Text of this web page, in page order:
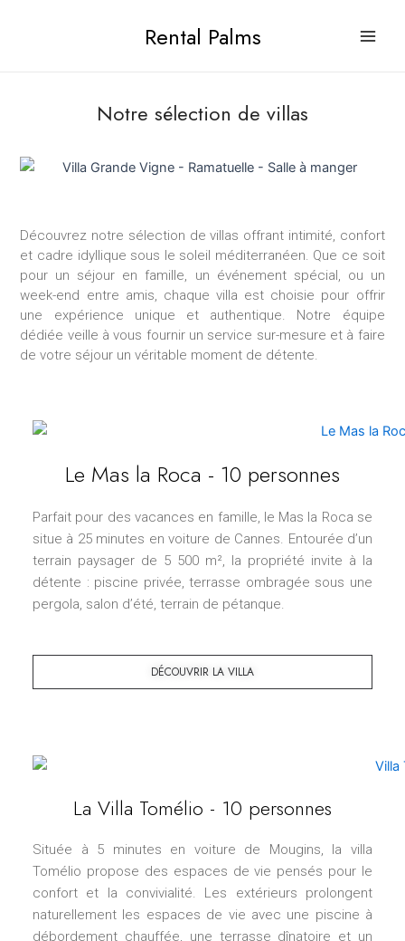
Rental Palms
Notre sélection de villas
Découvrez notre sélection de villas offrant intimité, confort
et cadre idyllique sous le soleil méditerranéen. Que ce soit
pour un séjour en famille, un événement spécial, ou un
week-end entre amis, chaque villa est choisie pour offrir
une expérience unique et authentique. Notre équipe
dédiée veille à vous fournir un service sur-mesure et à faire
de votre séjour un véritable moment de détente.
Le Mas la Roca - 10 personnes
Parfait pour des vacances en famille, le Mas la Roca se
situe à 25 minutes en voiture de Cannes. Entourée d’un
terrain paysager de 5 500 m², la propriété invite à la
détente : piscine privée, terrasse ombragée sous une
pergola, salon d’été, terrain de pétanque.
DÉCOUVRIR LA VILLA
La Villa Tomélio - 10 personnes
Située à 5 minutes en voiture de Mougins, la villa
Tomélio propose des espaces de vie pensés pour le
confort et la convivialité. Les extérieurs prolongent
naturellement les espaces de vie avec une piscine à
débordement chauffée, une terrasse dînatoire et un